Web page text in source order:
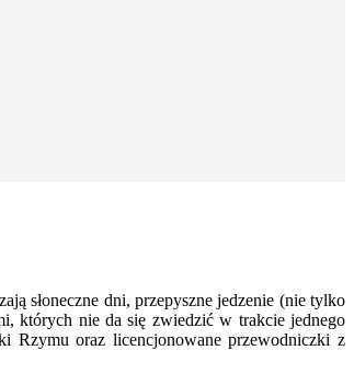
słoneczne dni, przepyszne jedzenie (nie tylko
których nie da się zwiedzić w trakcie jednego
Rzymu oraz licencjonowane przewodniczki z